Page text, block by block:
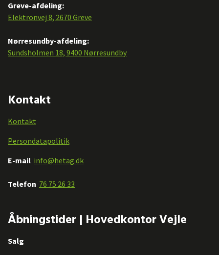
Greve-afdeling:
Elektronvej 8, 2670 Greve
Nørresundby-afdeling:
Sundsholmen 18, 9400 Nørresundby
Kontakt
Kontakt
Persondatapolitik
E-mail info@hetag.dk
Telefon 76 75 26 33
Åbningstider | Hovedkontor Vejle
Salg